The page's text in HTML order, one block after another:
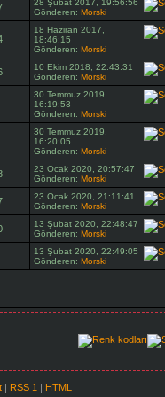
28 Şubat 2017, 19:56:56
Gönderen: Morski
18 Haziran 2017,
18:46:15
Gönderen: Morski
10 Ekim 2018, 22:43:31
Gönderen: Morski
30 Temmuz 2019,
16:19:53
Gönderen: Morski
30 Temmuz 2019,
16:20:05
Gönderen: Morski
23 Ocak 2020, 20:57:47
Gönderen: Morski
23 Ocak 2020, 21:11:41
Gönderen: Morski
13 Şubat 2020, 22:48:47
Gönderen: Morski
13 Şubat 2020, 22:49:05
Gönderen: Morski
| RSS 1 | HTML